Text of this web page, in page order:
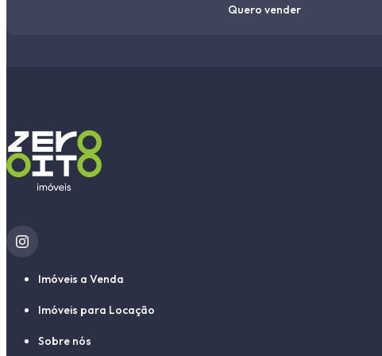
Quero vender
Imóveis a Venda
Imóveis para Locação
Sobre nós